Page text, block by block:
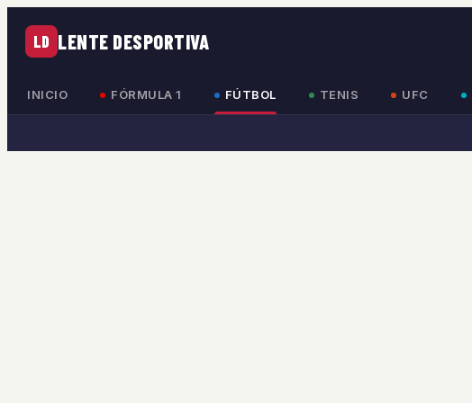
LD LENTE DESPORTIVA
INICIO FÓRMULA 1 FÚTBOL TENIS UFC